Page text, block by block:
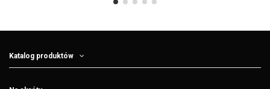
Katalog produktów